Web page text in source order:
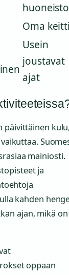
huoneisto
Oma
Usein
joustavat
ajat
päivittäinen
mainiosti.
ja
kahden
ajan, mikä on
oppaan